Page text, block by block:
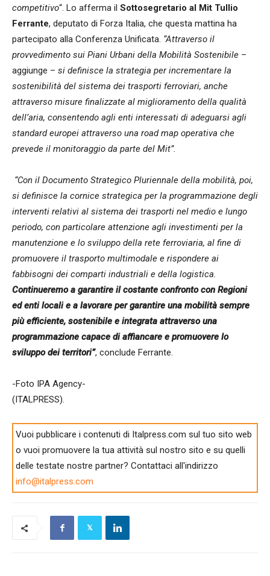
competitivo“. Lo afferma il Sottosegretario al Mit Tullio
Ferrante, deputato di Forza Italia, che questa mattina ha
partecipato alla Conferenza Unificata. “Attraverso il
provvedimento sui Piani Urbani della Mobilità Sostenibile –
aggiunge – si definisce la strategia per incrementare la
sostenibilità del sistema dei trasporti ferroviari, anche
attraverso misure finalizzate al miglioramento della qualità
dell’aria, consentendo agli enti interessati di adeguarsi agli
standard europei attraverso una road map operativa che
prevede il monitoraggio da parte del Mit”.
“Con il Documento Strategico Pluriennale della mobilità, poi,
si definisce la cornice strategica per la programmazione degli
interventi relativi al sistema dei trasporti nel medio e lungo
periodo, con particolare attenzione agli investimenti per la
manutenzione e lo sviluppo della rete ferroviaria, al fine di
promuovere il trasporto multimodale e rispondere ai
fabbisogni dei comparti industriali e della logistica.
Continueremo a garantire il costante confronto con Regioni
ed enti locali e a lavorare per garantire una mobilità sempre
più efficiente, sostenibile e integrata attraverso una
programmazione capace di affiancare e promuovere lo
sviluppo dei territori”, conclude Ferrante.
-Foto IPA Agency-
(ITALPRESS).
Vuoi pubblicare i contenuti di Italpress.com sul tuo sito web
o vuoi promuovere la tua attività sul nostro sito e su quelli
delle testate nostre partner? Contattaci all'indirizzo
info@italpress.com